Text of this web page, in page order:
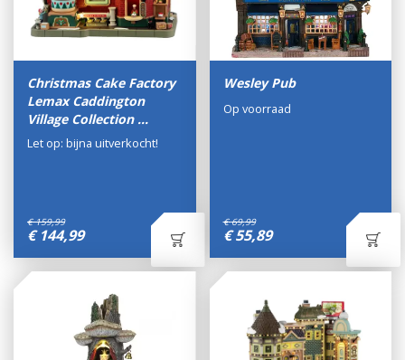
Christmas Cake Factory
Lemax Caddington
Village Collection …
€ 159,99
€ 144,99
Let op: bijna uitverkocht!
Wesley Pub
€ 69,99
€ 55,89
Op voorraad